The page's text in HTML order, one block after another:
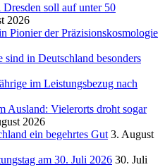
soll auf unter 50
2026
Pionier der Präzisionskosmologie
in Deutschland besonders
im Leistungsbezug nach
Ausland: Vielerorts droht sogar
2026
ein begehrtes Gut 3. August
am 30. Juli 2026 30. Juli